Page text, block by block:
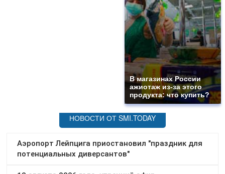
В магазинах России
ажиотаж из-за этого
продукта: что купить?